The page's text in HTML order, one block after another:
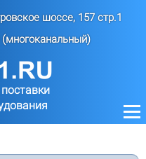
шоссе, 157 стр.1
(многоканальный)